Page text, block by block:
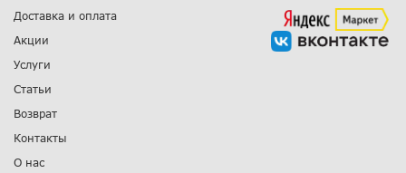
Доставка и оплата
Акции
Услуги
Статьи
Возврат
Контакты
О нас